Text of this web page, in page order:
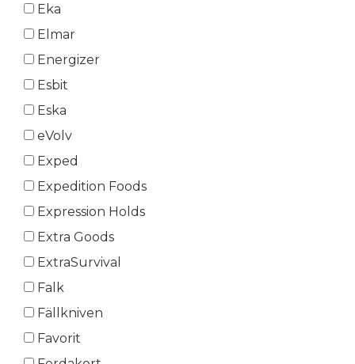
Eka
Elmar
Energizer
Esbit
Eska
eVolv
Exped
Expedition Foods
Expression Holds
Extra Goods
ExtraSurvival
Falk
Fällkniven
Favorit